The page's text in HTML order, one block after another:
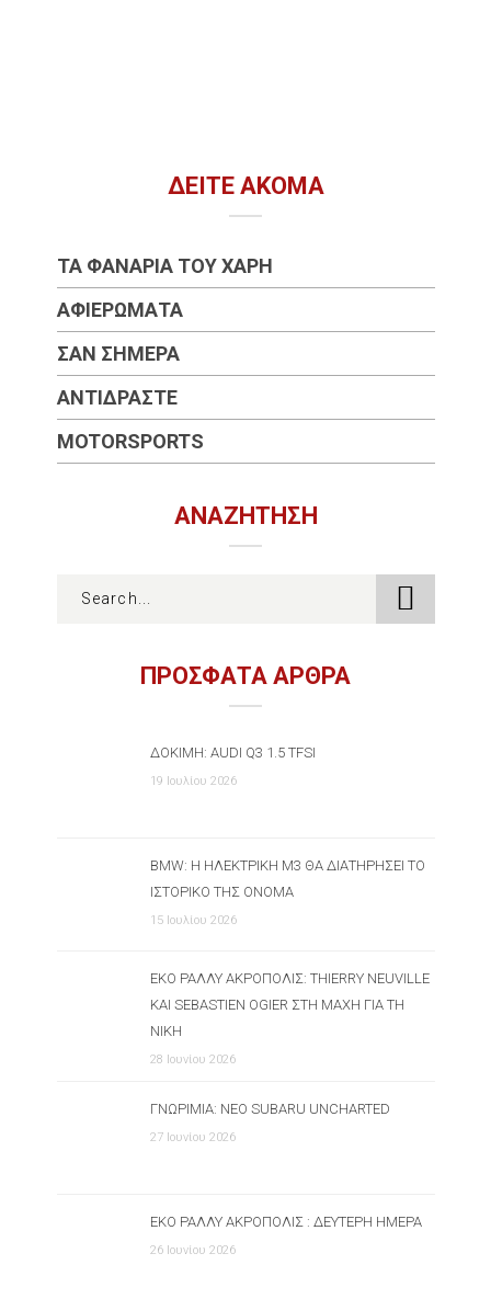
ΔΕΊΤΕ ΑΚΌΜΑ
ΤΑ ΦΑΝΆΡΙΑ ΤΟΥ ΧΆΡΗ
ΑΦΙΕΡΏΜΑΤΑ
ΣΑΝ ΣΉΜΕΡΑ
ΑΝΤΙΔΡΆΣΤΕ
MOTORSPORTS
ΑΝΑΖΉΤΗΣΗ
ΠΡΟΣΦΑΤΑ ΑΡΘΡΑ
ΔΟΚΙΜΉ: AUDI Q3 1.5 TFSI
19 Ιουλίου 2026
BMW: Η ΗΛΕΚΤΡΙΚΉ M3 ΘΑ ΔΙΑΤΗΡΉΣΕΙ ΤΟ
ΙΣΤΟΡΙΚΌ ΤΗΣ ΌΝΟΜΑ
15 Ιουλίου 2026
ΕΚΟ ΡΆΛΛΥ ΑΚΡΌΠΟΛΙΣ: THIERRY NEUVILLE
ΚΑΙ SEBASTIEN OGIER ΣΤΗ ΜΆΧΗ ΓΙΑ ΤΗ
ΝΊΚΗ
28 Ιουνίου 2026
ΓΝΩΡΙΜΊΑ: ΝΈΟ SUBARU UNCHARTED
27 Ιουνίου 2026
ΕΚΟ ΡΆΛΛΥ ΑΚΡΌΠΟΛΙΣ : ΔΕΎΤΕΡΗ ΗΜΈΡΑ
26 Ιουνίου 2026